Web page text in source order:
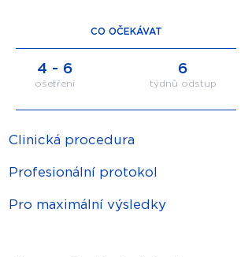
CO OČEKÁVAT
4 - 6
ošetření
6
týdnů odstup
Clinická procedura
Profesionální protokol
Pro maximální výsledky